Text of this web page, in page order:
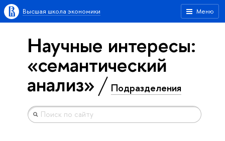
Меню
Высшая школа экономики
Научные интересы:
«семантический
анализ» Подразделения